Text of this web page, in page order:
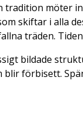
tradition möter
skiftar i alla
träden.
bildade
blir förbisett.